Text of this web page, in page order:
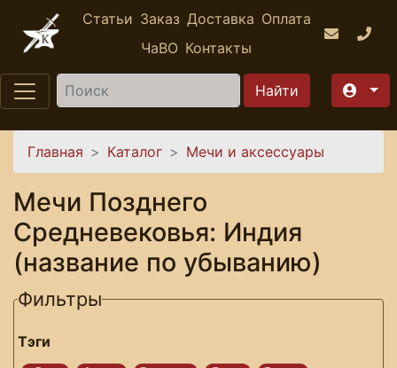
Перейти к основному содержанию
Статьи Заказ Доставка Оплата
ЧаВО Контакты
Найти
Вы здесь
Главная Каталог Мечи и аксессуары
Мечи Позднего
Средневековья: Индия
(название по убыванию)
Фильтры
Тэги